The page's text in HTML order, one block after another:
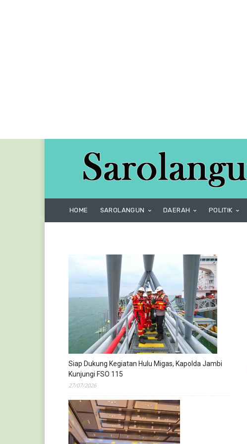
HOME SAROLANGUN DAERAH POLITIK
Siap Dukung Kegiatan Hulu Migas, Kapolda Jambi
Kunjungi FSO 115
27/07/2026